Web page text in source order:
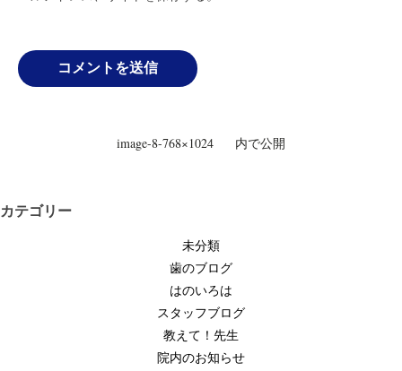
ビ
image-8-768×1024 内で公開
カテゴリー
未分類
歯のブログ
はのいろは
スタッフブログ
教えて！先生
院内のお知らせ